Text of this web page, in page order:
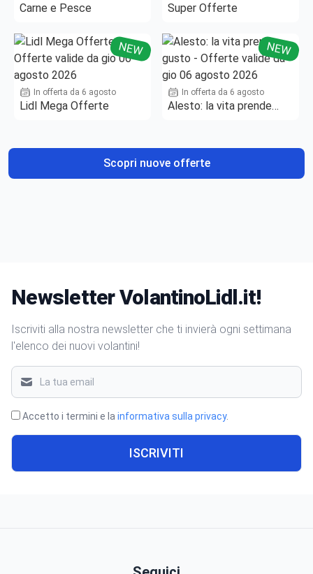
Carne e Pesce Super Offerte
NEW
In offerta da 6 agosto
Lidl Mega Offerte
NEW
In offerta da 6 agosto
Alesto: la vita prende
Scopri nuove offerte
Newsletter VolantinoLidl.it!
Iscriviti alla nostra newsletter che ti invierà ogni settimana
l'elenco dei nuovi volantini!
Accetto i termini e la informativa sulla privacy.
ISCRIVITI